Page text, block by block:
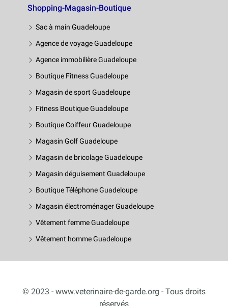
Shopping-Magasin-Boutique
Sac à main Guadeloupe
Agence de voyage Guadeloupe
Agence immobilière Guadeloupe
Boutique Fitness Guadeloupe
Magasin de sport Guadeloupe
Fitness Boutique Guadeloupe
Boutique Coiffeur Guadeloupe
Magasin Golf Guadeloupe
Magasin de bricolage Guadeloupe
Magasin déguisement Guadeloupe
Boutique Téléphone Guadeloupe
Magasin électroménager Guadeloupe
Vêtement femme Guadeloupe
Vêtement homme Guadeloupe
© 2023 - www.veterinaire-de-garde.org - Tous droits
réservés